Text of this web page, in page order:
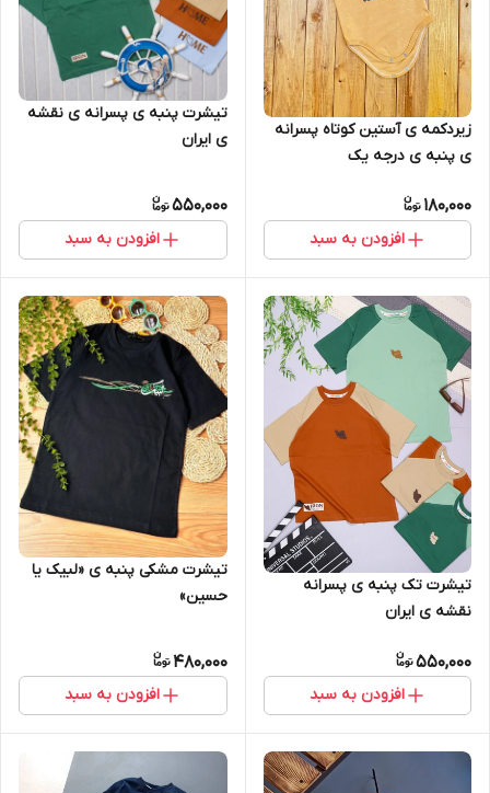
زیردکمه ی آستین کوتاه پسرانه
ی پنبه ی درجه یک
180,000
افزودن به سبد
تیشرت پنبه ی پسرانه ی نقشه
ی ایران
550,000
افزودن به سبد
تیشرت تک پنبه ی پسرانه
نقشه ی ایران
550,000
افزودن به سبد
تیشرت مشکی پنبه ی «لبیک یا
حسین»
480,000
افزودن به سبد